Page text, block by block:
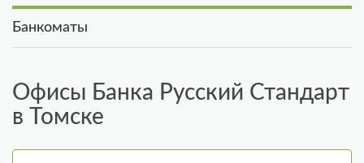
Банкоматы
Офисы Банка Русский Стандарт
в Томске